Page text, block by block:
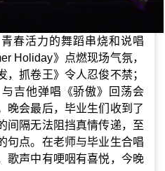
春活力的舞蹈串烧和说唱
Holiday》点燃现场气氛，
抓卷王》令人忍俊不禁；
吉他弹唱《骄傲》回荡会
晚会最后，毕业生们收到了
间隔无法阻挡真情传递，至
句点。在老师与毕业生合唱
歌声中有哽咽有喜悦，今晚